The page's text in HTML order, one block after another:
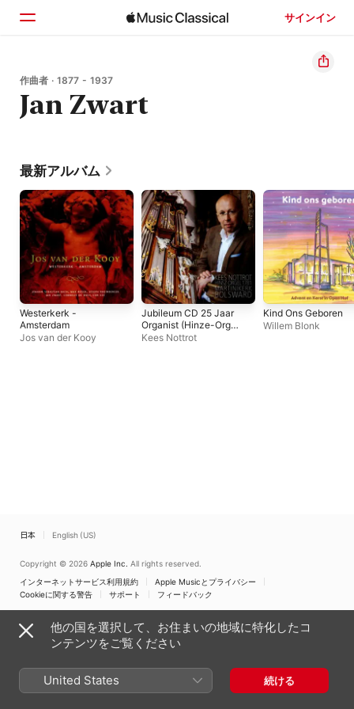
サインイン
ホーム
見つける
作曲者 · 1877 - 1937
Jan Zwart
最新アルバム
Westerkerk -
Amsterdam
Jos van der Kooy
Jubileum CD 25 Jaar
Organist (Hinze-Orgel
1781 Martinikerk,
Kees Nottrot
Kind Ons Geboren
Willem Blonk
日本 English (US)
Copyright © 2026 Apple Inc. All rights reserved.
インターネットサービス利用規約
Apple Musicとプライバシー
Cookieに関する警告
サポート フィードバック
他の国を選択して、お住まいの地域に特化したコ
ンテンツをご覧ください
United States 続ける